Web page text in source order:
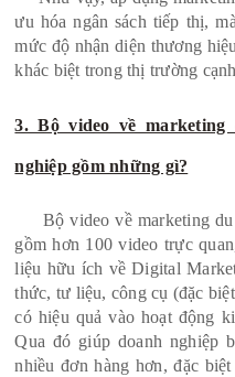
ưu hóa ngân sách tiếp thị,
mức độ nhận diện thương
khác biệt trong thị trường
3. Bộ video về
nghiệp gồm những gì?
Bộ video về marketing du
gồm hơn 100 video trực
liệu hữu ích về Digital
thức, tư liệu, công cụ (đặc
có hiệu quả vào hoạt động
Qua đó giúp doanh nghiệp
nhiều đơn hàng hơn, đặc